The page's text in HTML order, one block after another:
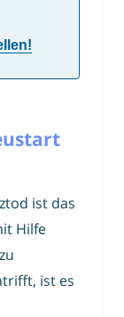
ist das
Hilfe
ist es